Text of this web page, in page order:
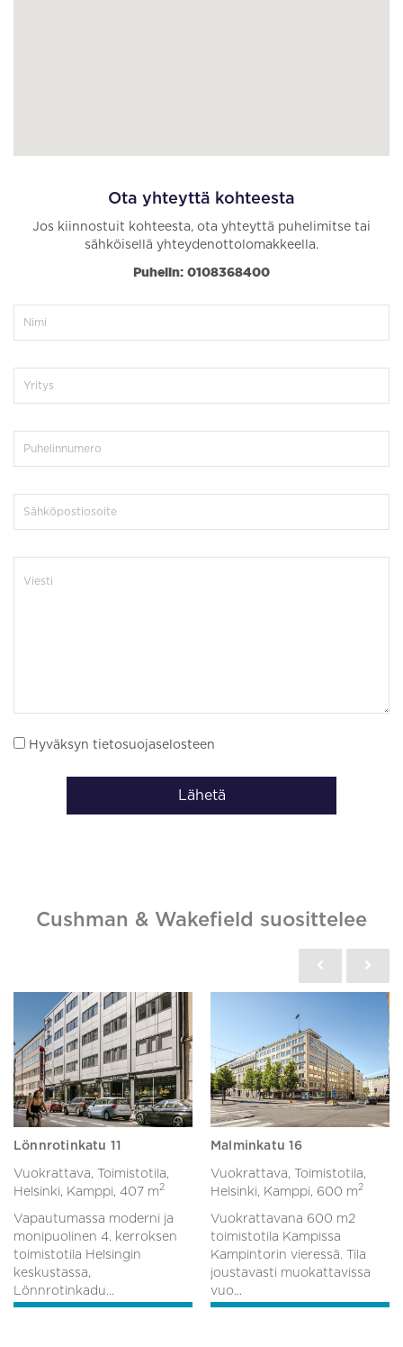
Ota yhteyttä kohteesta
Jos kiinnostuit kohteesta, ota yhteyttä puhelimitse tai
sähköisellä yhteydenottolomakkeella.
Puhelin: 0108368400
Hyväksyn tietosuojaselosteen
Lähetä
Cushman & Wakefield suosittelee
Lönnrotinkatu 11
Vuokrattava, Toimistotila,
Helsinki, Kamppi, 407 m2
Vapautumassa moderni ja
monipuolinen 4. kerroksen
toimistotila Helsingin
keskustassa,
Lönnrotinkadu...
Malminkatu 16
Vuokrattava, Toimistotila,
Helsinki, Kamppi, 600 m2
Vuokrattavana 600 m2
toimistotila Kampissa
Kampintorin vieressä. Tila
joustavasti muokattavissa
vuo...